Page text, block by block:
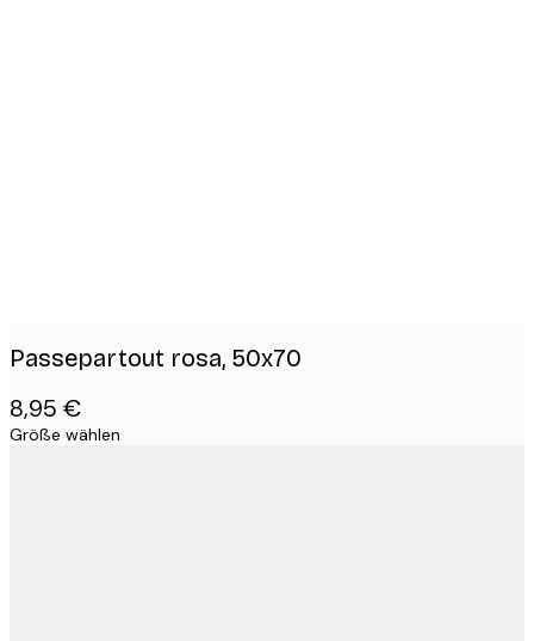
Passepartout rosa, 50x70
8,95 €
Größe wählen